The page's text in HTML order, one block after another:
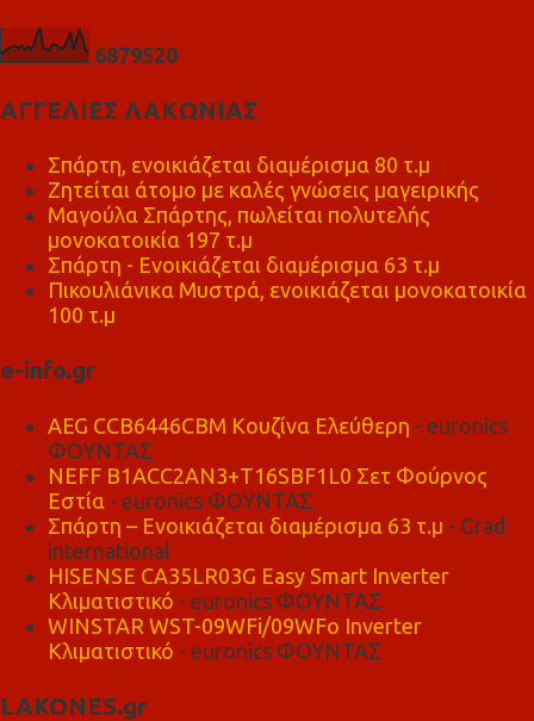
6879520
ΑΓΓΕΛΙΕΣ ΛΑΚΩΝΙΑΣ
Σπάρτη, ενοικιάζεται διαμέρισμα 80 τ.μ
Ζητείται άτομο με καλές γνώσεις μαγειρικής
Μαγούλα Σπάρτης, πωλείται πολυτελής
μονοκατοικία 197 τ.μ
Σπάρτη - Ενοικιάζεται διαμέρισμα 63 τ.μ
Πικουλιάνικα Μυστρά, ενοικιάζεται μονοκατοικία
100 τ.μ
e-info.gr
AEG CCB6446CBM Κουζίνα Ελεύθερη - euronics
ΦΟΥΝΤΑΣ
NEFF B1ACC2AN3+T16SBF1L0 Σετ Φούρνος
Εστία - euronics ΦΟΥΝΤΑΣ
Σπάρτη – Ενοικιάζεται διαμέρισμα 63 τ.μ - Grad
international
HISENSE CA35LR03G Easy Smart Inverter
Κλιματιστικό - euronics ΦΟΥΝΤΑΣ
WINSTAR WST-09WFi/09WFo Inverter
Κλιματιστικό - euronics ΦΟΥΝΤΑΣ
LAKONES.gr